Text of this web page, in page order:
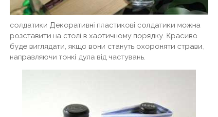
солдатики Декоративні пластикові солдатики можна
розставити на столі в хаотичному порядку. Красиво
буде виглядати, якщо вони стануть охороняти страви,
направляючи тонкі дула від частувань.